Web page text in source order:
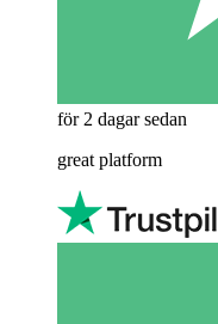
för 2 dagar sedan
great platform